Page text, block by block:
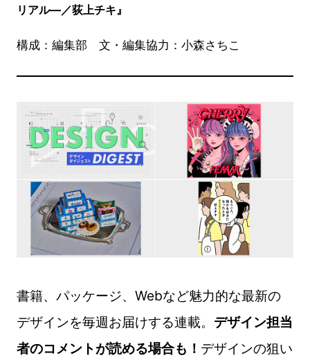
リアル―／荻上チキ』
構成：編集部 文・編集協力：小森さちこ
書籍、パッケージ、Webなど魅力的な最新の
デザインを毎週お届けする連載。 デザイン担当
者のコメントが読める場合も！ デザインの狙い